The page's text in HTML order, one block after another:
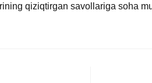
qiziqtirgan savollariga soha